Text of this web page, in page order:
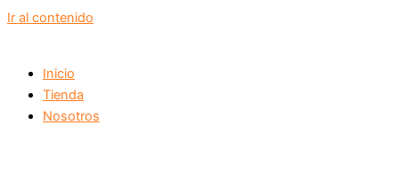
Ir al contenido
Inicio
Tienda
Nosotros